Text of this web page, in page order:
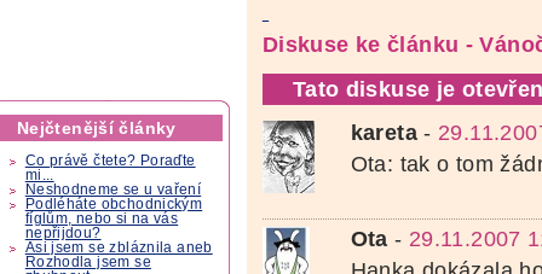
Nejčtenější články
Co právě čtete? Poraďte
mi...
Neshodneme se u vaření
Podléháte obchodnickým
fíglům, nebo si na vás
nepřijdou?
Asi jsem se zbláznila aneb
Rozhodla jsem se
Diskuse ke článku -
Tato diskuse je
kareta-
Ota: tak o tom
Ota - 29.11.2007